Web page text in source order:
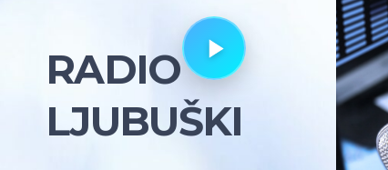
RADIO
LJUBUŠKI